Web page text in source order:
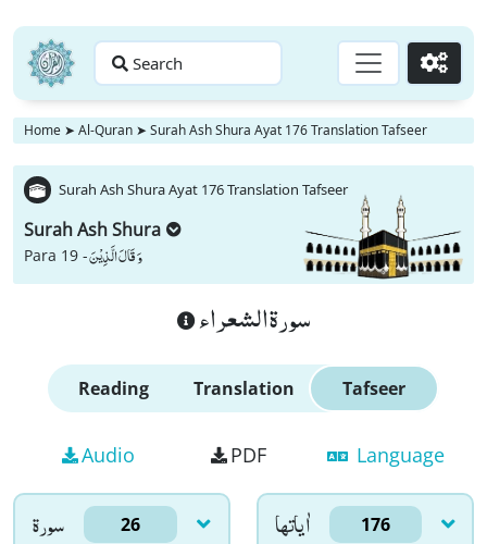
Search Go
Home ➤ Al-Quran ➤ Surah Ash Shura Ayat 176 Translation Tafseer
Surah Ash Shura Ayat 176 Translation Tafseer
Surah Ash Shura
Para 19 -وَ قَالَ الَّذِیْنَ
سورة الشعراء
Reading Translation Tafseer
Audio PDF Language
سورۃ 26 اٰياتها 176